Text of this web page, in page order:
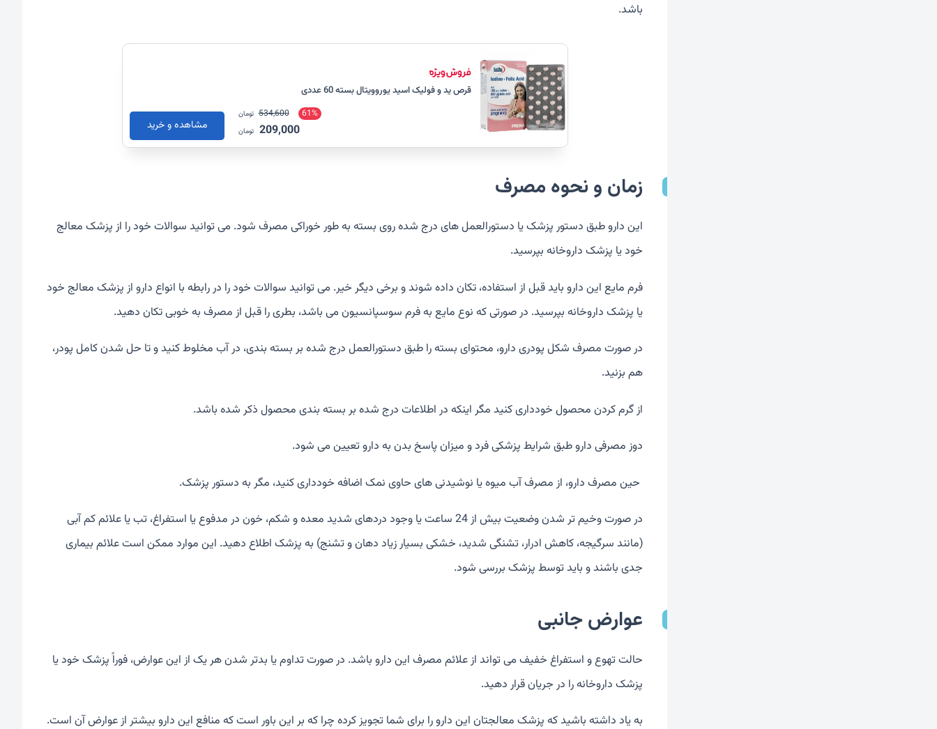
باشد.
قرص ید و فولیک اسید یوروویتال بسته 60 عددی
61%
534,600 تومان
209,000 تومان مشاهده و خرید
زمان و نحوه مصرف
این دارو طبق دستور پزشک یا دستورالعمل های درج شده روی بسته به طور خوراکی مصرف شود. می توانید سوالات خود را از پزشک معالج
خود یا پزشک داروخانه بپرسید.
فرم مایع این دارو باید قبل از استفاده، تکان داده شوند و برخی دیگر خیر. می توانید سوالات خود را در رابطه با انواع دارو از پزشک معالج خود
یا پزشک داروخانه بپرسید. در صورتی که نوع مایع به فرم سوسپانسیون می باشد، بطری را قبل از مصرف به خوبی تکان دهید.
در صورت مصرف شکل پودری دارو، محتوای بسته را طبق دستورالعمل درج شده بر بسته بندی، در آب مخلوط کنید و تا حل شدن کامل پودر،
هم بزنید.
از گرم کردن محصول خودداری کنید مگر اینکه در اطلاعات درج شده بر بسته بندی محصول ذکر شده باشد.
دوز مصرفی دارو طبق شرایط پزشکی فرد و میزان پاسخ بدن به دارو تعیین می شود.
حین مصرف دارو، از مصرف آب میوه یا نوشیدنی های حاوی نمک اضافه خودداری کنید، مگر به دستور پزشک.
در صورت وخیم تر شدن وضعیت بیش از 24 ساعت یا وجود دردهای شدید معده و شکم، خون در مدفوع یا استفراغ، تب یا علائم کم آبی
(مانند سرگیجه، کاهش ادرار، تشنگی شدید، خشکی بسیار زیاد دهان و تشنج) به پزشک اطلاع دهید. این موارد ممکن است علائم بیماری
جدی باشند و باید توسط پزشک بررسی شود.
عوارض جانبی
حالت تهوع و استفراغ خفیف می تواند از علائم مصرف این دارو باشد. در صورت تداوم یا بدتر شدن هر یک از این عوارض، فوراً پزشک خود یا
پزشک داروخانه را در جریان قرار دهید.
به یاد داشته باشید که پزشک معالجتان این دارو را برای شما تجویز کرده چرا که بر این باور است که منافع این دارو بیشتر از عوارض آن است.